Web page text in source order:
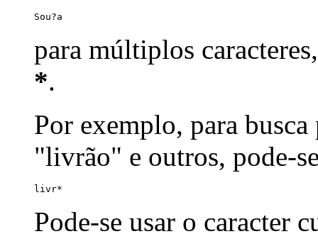
Sou?a
para múltiplos
*.
Por exemplo, para
"livrão" e outros, pode-
livr*
Pode-se usar o caracter